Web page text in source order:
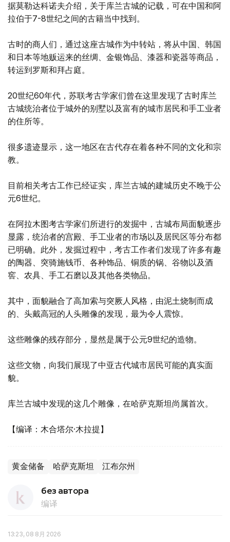
据莫勒达科诺夫介绍，关于库兰古城的记载，可在中国和阿
拉伯于7-8世纪之间的古籍当中找到。
古时的商人们，通过这座古城作为中转站，将从中国、韩国
和日本等地贩运来的丝绸、金银饰品、漆器和瓷器等商品，
转运到罗斯和拜占庭。
20世纪60年代，苏联考古学家们曾在这里发现了古时库兰
古城统治者位于城外的别墅以及富有的城市居民和手工业者
的住所等。
很多遗迹显示，这一地区在古代存在着各种不同的文化和宗
教。
目前相关考古工作已经证实，库兰古城的建城历史不晚于公
元6世纪。
在阿拉木图考古学家们所进行的发掘中，古城布局面貌逐步
显露，统治者的宫殿、手工业者的市场以及居民区等分布都
已明确。此外，发掘过程中，考古工作者们发现了许多有趣
的陶器、突骑施钱币、各种饰品、铜质的锅、谷物以及酒
窖、农具、手工石磨以及其他各类物品。
其中，面貌融合了高加索与突厥人风格，由泥土烧制而成
的、头戴高冠的人头雕像的发现，最为令人震惊。
这些雕像的残存部分，显然是属于公元9世纪的造物。
这些文物，向我们展现了中亚古代城市居民可能的真实面
貌。
库兰古城中发现的这几个雕像，在哈萨克斯坦尚属首次。
【编译：木合塔尔·木拉提】
黄金储备 哈萨克斯坦 江布尔州
без автора
编译
13:23, 08 8月 2026